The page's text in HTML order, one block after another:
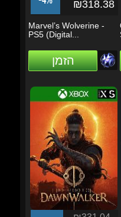
הזמן
-32%
₪331.04
₪226.48
The Blood of
Dawnwalker - Xbox...